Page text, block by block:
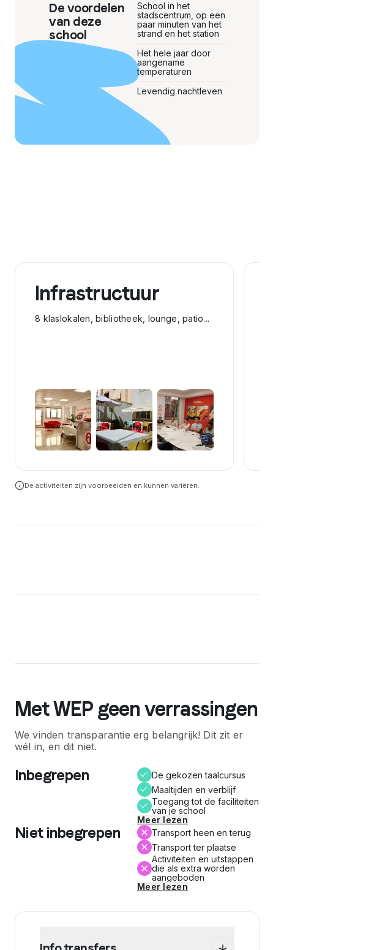
De voordelen
van deze
school
School in het
stadscentrum, op een
paar minuten van het
strand en het station
Het hele jaar door
aangename
temperaturen
Levendig nachtleven
Infrastructuur
8 klaslokalen, bibliotheek, lounge, patio...
De activiteiten zijn voorbeelden en kunnen variëren.
Met WEP geen verrassingen
We vinden transparantie erg belangrijk! Dit zit er
wél in, en dit niet.
Inbegrepen
De gekozen taalcursus
Maaltijden en verblijf
Toegang tot de faciliteiten
van je school
Meer lezen
Niet inbegrepen
Transport heen en terug
Transport ter plaatse
Activiteiten en uitstappen
die als extra worden
aangeboden
Meer lezen